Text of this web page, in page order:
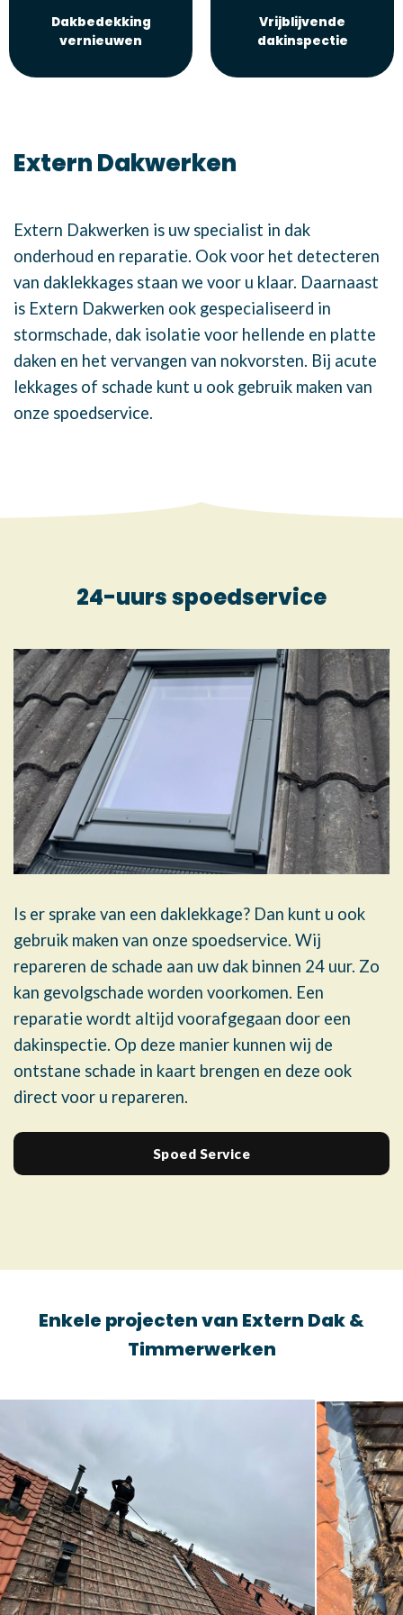
Dakbedekking
vernieuwen
Vrijblijvende
dakinspectie
Extern Dakwerken
Extern Dakwerken is uw specialist in dak
onderhoud en reparatie. Ook voor het detecteren
van daklekkages staan we voor u klaar. Daarnaast
is Extern Dakwerken ook gespecialiseerd in
stormschade, dak isolatie voor hellende en platte
daken en het vervangen van nokvorsten. Bij acute
lekkages of schade kunt u ook gebruik maken van
onze spoedservice.
24-uurs spoedservice
Is er sprake van een daklekkage? Dan kunt u ook
gebruik maken van onze spoedservice. Wij
repareren de schade aan uw dak binnen 24 uur. Zo
kan gevolgschade worden voorkomen. Een
reparatie wordt altijd voorafgegaan door een
dakinspectie. Op deze manier kunnen wij de
ontstane schade in kaart brengen en deze ook
direct voor u repareren.
Spoed Service
Enkele projecten van Extern Dak &
Timmerwerken